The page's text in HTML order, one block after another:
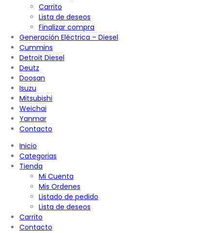
Carrito
Lista de deseos
Finalizar compra
Generación Eléctrica – Diesel
Cummins
Detroit Diesel
Deutz
Doosan
Isuzu
Mitsubishi
Weichai
Yanmar
Contacto
Inicio
Categorias
Tienda
Mi Cuenta
Mis Ordenes
Listado de pedido
Lista de deseos
Carrito
Contacto